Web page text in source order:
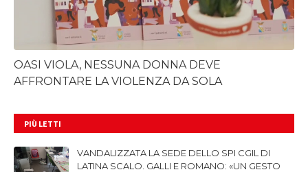
OASI VIOLA, NESSUNA DONNA DEVE
AFFRONTARE LA VIOLENZA DA SOLA
PIÙ LETTI
VANDALIZZATA LA SEDE DELLO SPI CGIL DI
LATINA SCALO. GALLI E ROMANO: «UN GESTO